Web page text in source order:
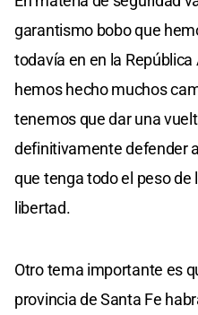
garantismo bobo que
todavía en en la
hemos hecho muchos
tenemos que dar una
definitivamente defender
que tenga todo el peso de
libertad.
Otro tema importante es
provincia de Santa Fe